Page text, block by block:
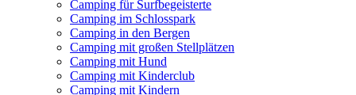
Camping für Surfbegeisterte
Camping im Schlosspark
Camping in den Bergen
Camping mit großen Stellplätzen
Camping mit Hund
Camping mit Kinderclub
Camping mit Kindern